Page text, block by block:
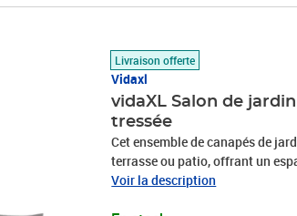
Livraison offerte
Vidaxl
vidaXL Salon de
tressée
Cet ensemble de canapés de
terrasse ou patio, offrant un
famille et les amis ou
Voir la description
Prix 541,38€